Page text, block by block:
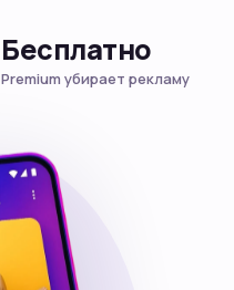
Бесплатно
Premium убирает рекламу